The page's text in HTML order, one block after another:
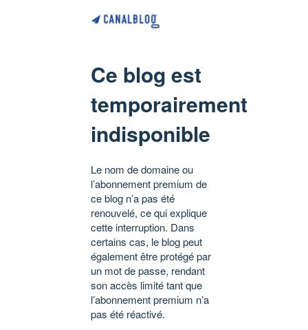
Ce blog est
temporairement
indisponible
Le nom de domaine ou
l’abonnement premium de
ce blog n’a pas été
renouvelé, ce qui explique
cette interruption. Dans
certains cas, le blog peut
également être protégé par
un mot de passe, rendant
son accès limité tant que
l’abonnement premium n’a
pas été réactivé.